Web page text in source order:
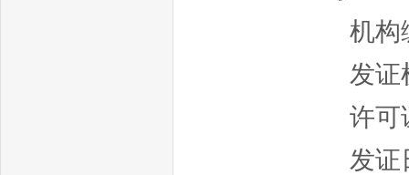
机构
发证
许可
发证